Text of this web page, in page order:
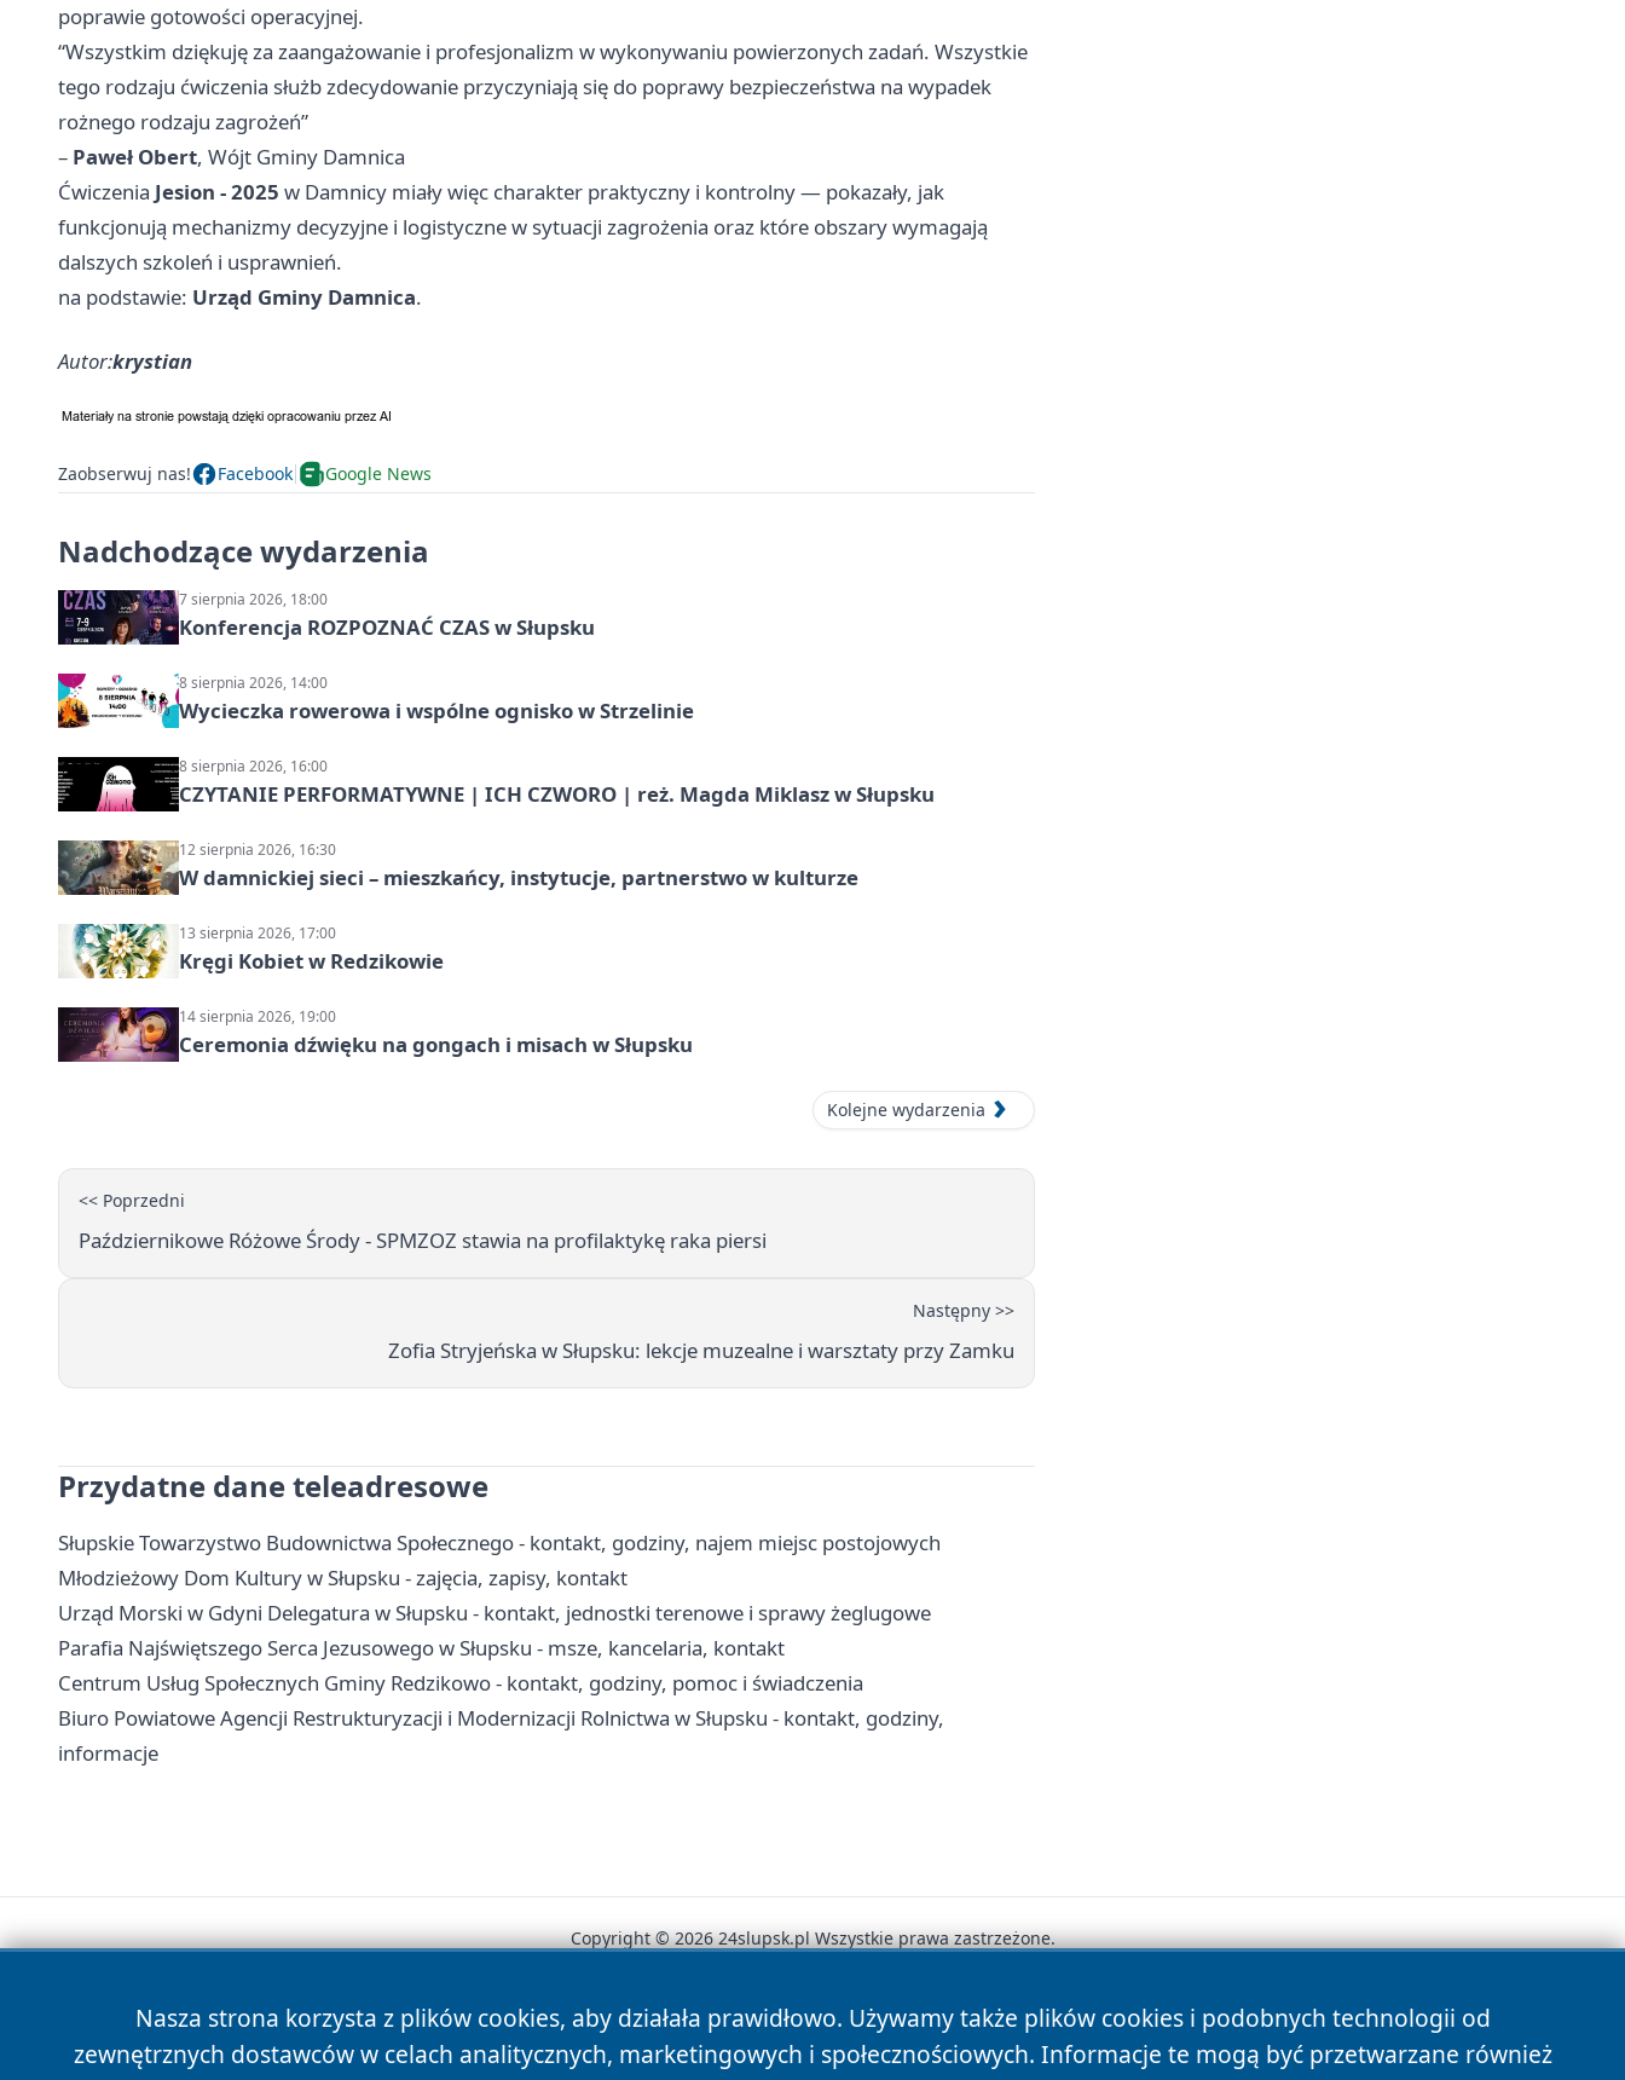
poprawie gotowości operacyjnej.
“Wszystkim dziękuję za zaangażowanie i profesjonalizm w wykonywaniu powierzonych zadań. Wszystkie
tego rodzaju ćwiczenia służb zdecydowanie przyczyniają się do poprawy bezpieczeństwa na wypadek
rożnego rodzaju zagrożeń”
– Paweł Obert, Wójt Gminy Damnica
Ćwiczenia Jesion - 2025 w Damnicy miały więc charakter praktyczny i kontrolny — pokazały, jak
funkcjonują mechanizmy decyzyjne i logistyczne w sytuacji zagrożenia oraz które obszary wymagają
dalszych szkoleń i usprawnień.
na podstawie: Urząd Gminy Damnica.
Autor:krystian
Zaobserwuj nas! Facebook Google News
Nadchodzące wydarzenia
7 sierpnia 2026, 18:00
Konferencja ROZPOZNAĆ CZAS w Słupsku
8 sierpnia 2026, 14:00
Wycieczka rowerowa i wspólne ognisko w Strzelinie
8 sierpnia 2026, 16:00
CZYTANIE PERFORMATYWNE | ICH CZWORO | reż. Magda Miklasz w Słupsku
12 sierpnia 2026, 16:30
W damnickiej sieci – mieszkańcy, instytucje, partnerstwo w kulturze
13 sierpnia 2026, 17:00
Kręgi Kobiet w Redzikowie
14 sierpnia 2026, 19:00
Ceremonia dźwięku na gongach i misach w Słupsku
Kolejne wydarzenia
<< Poprzedni
Październikowe Różowe Środy - SPMZOZ stawia na profilaktykę raka piersi
Następny >>
Zofia Stryjeńska w Słupsku: lekcje muzealne i warsztaty przy Zamku
Przydatne dane teleadresowe
Słupskie Towarzystwo Budownictwa Społecznego - kontakt, godziny, najem miejsc postojowych
Młodzieżowy Dom Kultury w Słupsku - zajęcia, zapisy, kontakt
Urząd Morski w Gdyni Delegatura w Słupsku - kontakt, jednostki terenowe i sprawy żeglugowe
Parafia Najświętszego Serca Jezusowego w Słupsku - msze, kancelaria, kontakt
Centrum Usług Społecznych Gminy Redzikowo - kontakt, godziny, pomoc i świadczenia
Biuro Powiatowe Agencji Restrukturyzacji i Modernizacji Rolnictwa w Słupsku - kontakt, godziny,
informacje
Nasza strona korzysta z plików cookies, aby działała prawidłowo. Używamy także plików cookies i podobnych technologii od
zewnętrznych dostawców w celach analitycznych, marketingowych i społecznościowych. Informacje te mogą być przetwarzane również
Copyright © 2026 24slupsk.pl Wszystkie prawa zastrzeżone.
News Autorzy Polityka Prywatności Polityka Cookies